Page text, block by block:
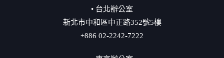
• 台北辦公室
新北市中和區中正路352號5樓
+886 02-2242-7222